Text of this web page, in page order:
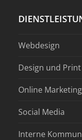
Webdesign
Design und Print
Online Marketing
Social Media
Interne